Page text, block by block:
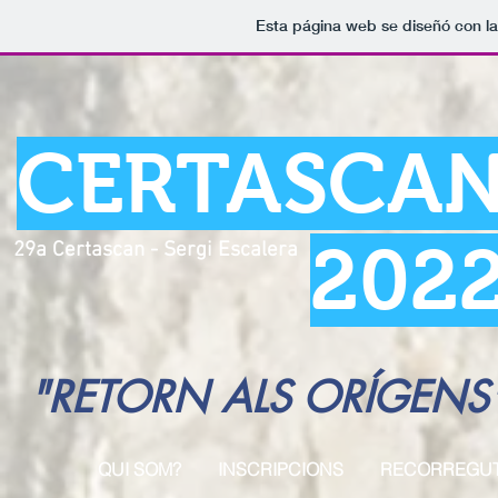
Esta página web se diseñó con
29a Certascan - Sergi Escalera
"RETORN ALS
QUI SOM? INSCRIPCIONS